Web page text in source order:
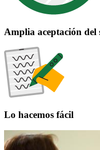
Amplia aceptación del
Lo hacemos fácil